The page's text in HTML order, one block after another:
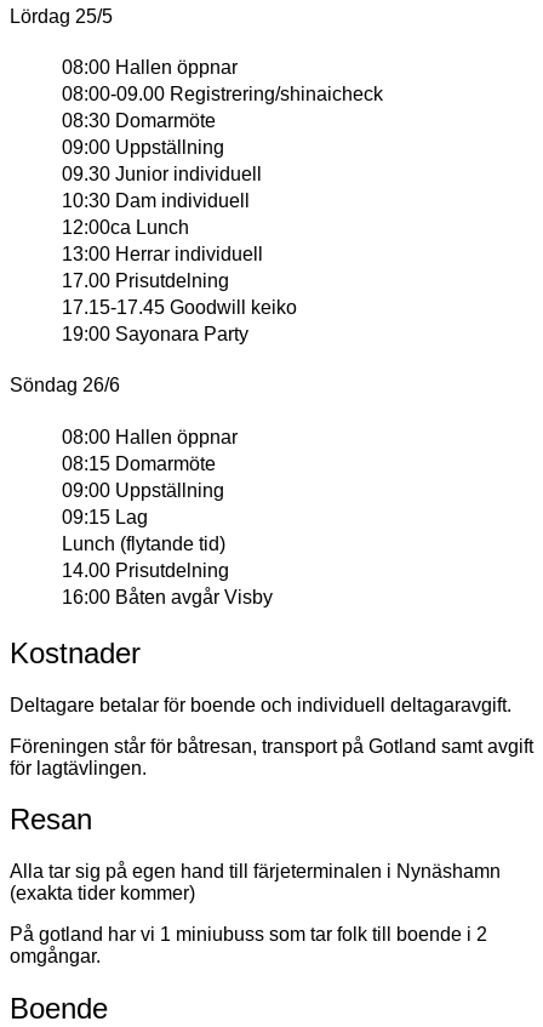
Lördag 25/5
08:00 Hallen öppnar
08:00-09.00 Registrering/shinaicheck
08:30 Domarmöte
09:00 Uppställning
09.30 Junior individuell
10:30 Dam individuell
12:00ca Lunch
13:00 Herrar individuell
17.00 Prisutdelning
17.15-17.45 Goodwill keiko
19:00 Sayonara Party
Söndag 26/6
08:00 Hallen öppnar
08:15 Domarmöte
09:00 Uppställning
09:15 Lag
Lunch (flytande tid)
14.00 Prisutdelning
16:00 Båten avgår Visby
Kostnader
Deltagare betalar för boende och individuell deltagaravgift.
Föreningen står för båtresan, transport på Gotland samt avgift
för lagtävlingen.
Resan
Alla tar sig på egen hand till färjeterminalen i Nynäshamn
(exakta tider kommer)
På gotland har vi 1 miniubuss som tar folk till boende i 2
omgångar.
Boende